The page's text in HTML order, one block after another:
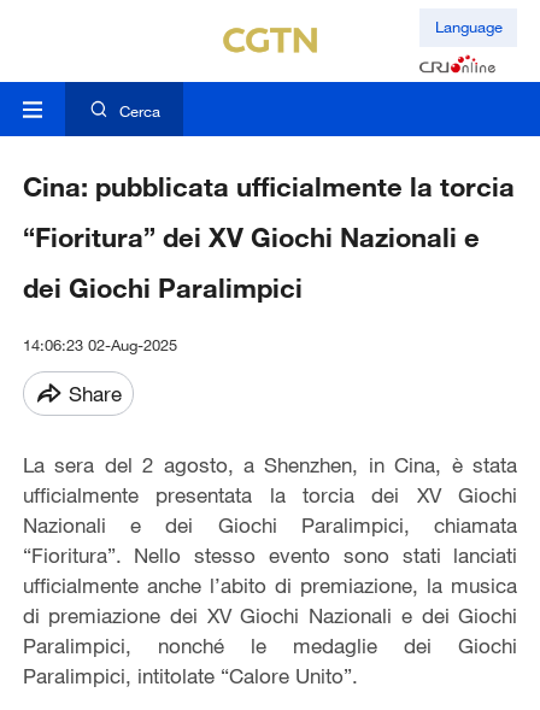
Language
Cerca
Cina: pubblicata ufficialmente la torcia
“Fioritura” dei XV Giochi Nazionali e
dei Giochi Paralimpici
14:06:23 02-Aug-2025
Share
La sera del 2 agosto, a Shenzhen, in Cina, è stata
ufficialmente presentata la torcia dei XV Giochi
Nazionali e dei Giochi Paralimpici, chiamata
“Fioritura”. Nello stesso evento sono stati lanciati
ufficialmente anche l’abito di premiazione, la musica
di premiazione dei XV Giochi Nazionali e dei Giochi
Paralimpici, nonché le medaglie dei Giochi
Paralimpici, intitolate “Calore Unito”.